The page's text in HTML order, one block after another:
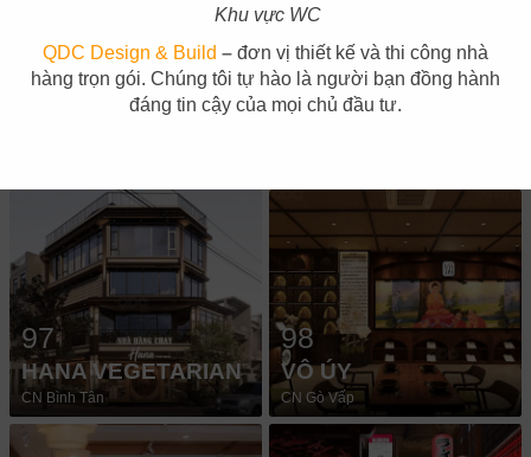
Khu vực WC
QDC Design & Build – đơn vị thiết kế và thi công nhà
hàng trọn gói. Chúng tôi tự hào là người bạn đồng hành
đáng tin cậy của mọi chủ đầu tư.
96
97
HANA VEGETARIAN
CN Bình Tân
98
VÔ ÚY
CN Gò Vấp